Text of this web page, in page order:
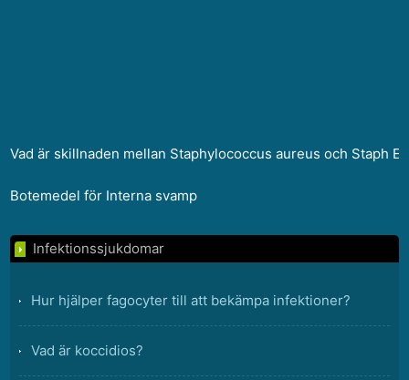
Vad är skillnaden mellan Staphylococcus aureus och Staph
Botemedel för Interna svamp
Infektionssjukdomar
Hur hjälper fagocyter till att bekämpa infektioner?
Vad är koccidios?